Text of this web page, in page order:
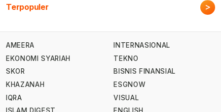
Terpopuler >
AMEERA
EKONOMI SYARIAH
SKOR
KHAZANAH
IQRA
INTERNASIONAL
TEKNO
BISNIS FINANSIAL
ESGNOW
VISUAL